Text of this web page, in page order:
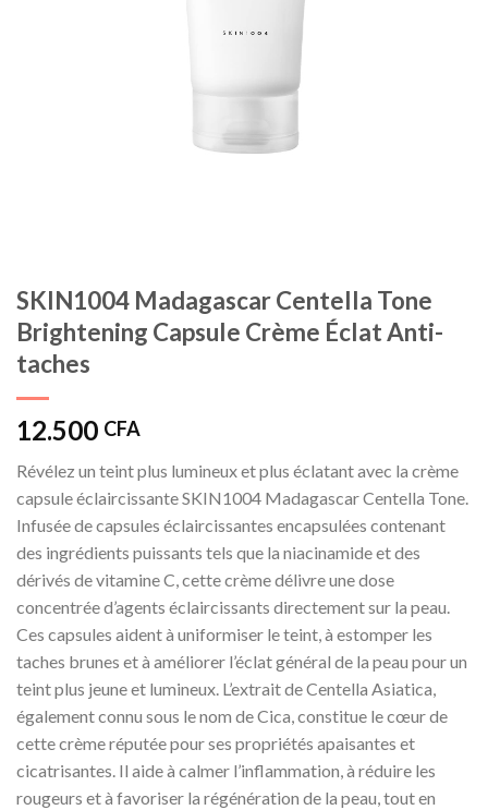
SKIN1004 Madagascar Centella Tone
Brightening Capsule Crème Éclat Anti-
taches
12.500 CFA
Révélez un teint plus lumineux et plus éclatant avec la crème
capsule éclaircissante SKIN1004 Madagascar Centella Tone.
Infusée de capsules éclaircissantes encapsulées contenant
des ingrédients puissants tels que la niacinamide et des
dérivés de vitamine C, cette crème délivre une dose
concentrée d’agents éclaircissants directement sur la peau.
Ces capsules aident à uniformiser le teint, à estomper les
taches brunes et à améliorer l’éclat général de la peau pour un
teint plus jeune et lumineux. L’extrait de Centella Asiatica,
également connu sous le nom de Cica, constitue le cœur de
cette crème réputée pour ses propriétés apaisantes et
cicatrisantes. Il aide à calmer l’inflammation, à réduire les
rougeurs et à favoriser la régénération de la peau, tout en